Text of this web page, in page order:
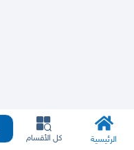
الرئيسية كل الأقسام